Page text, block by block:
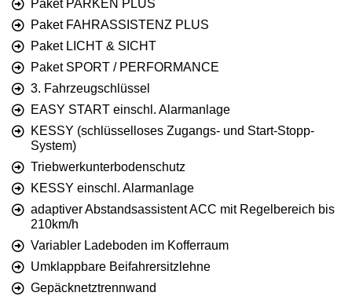
Paket PARKEN PLUS
Paket FAHRASSISTENZ PLUS
Paket LICHT & SICHT
Paket SPORT / PERFORMANCE
3. Fahrzeugschlüssel
EASY START einschl. Alarmanlage
KESSY (schlüsselloses Zugangs- und Start-Stopp-
System)
Triebwerkunterbodenschutz
KESSY einschl. Alarmanlage
adaptiver Abstandsassistent ACC mit Regelbereich bis
210km/h
Variabler Ladeboden im Kofferraum
Umklappbare Beifahrersitzlehne
Gepäcknetztrennwand